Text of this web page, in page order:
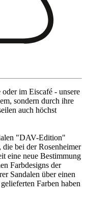
im Eiscafé - unsere
sondern durch ihre
auch höchst
"DAV-Edition"
die bei der Rosenheimer
eine neue Bestimmung
Farbdesigns der
Sandalen über einen
Farben haben